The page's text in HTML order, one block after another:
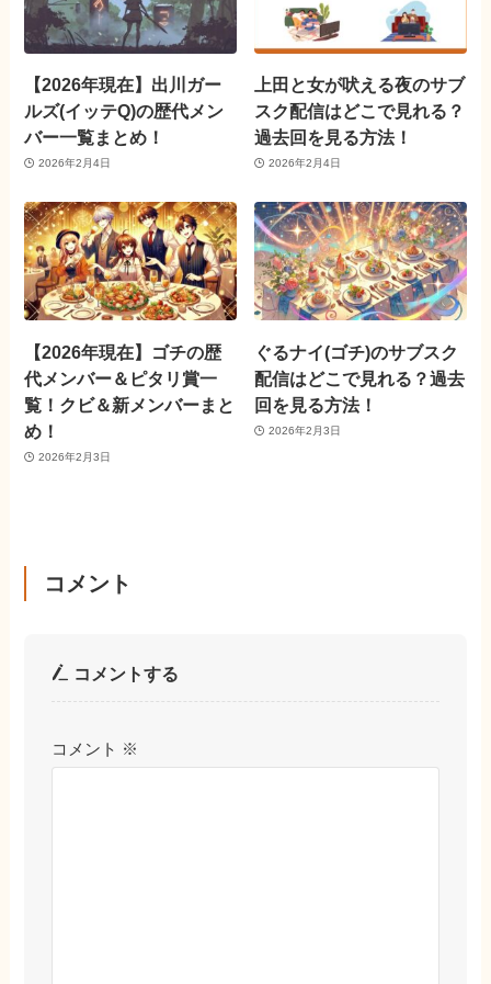
【2026年現在】出川ガー
ルズ(イッテQ)の歴代メン
バー一覧まとめ！
2026年2月4日
上田と女が吠える夜のサブ
スク配信はどこで見れる？
過去回を見る方法！
2026年2月4日
【2026年現在】ゴチの歴
代メンバー＆ピタリ賞一
覧！クビ＆新メンバーまと
め！
2026年2月3日
ぐるナイ(ゴチ)のサブスク
配信はどこで見れる？過去
回を見る方法！
2026年2月3日
コメント
コメントする
コメント ※